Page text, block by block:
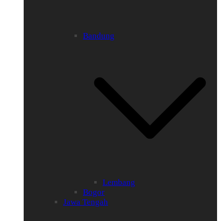
Bandung
Lembang
Bogor
Jawa Tengah